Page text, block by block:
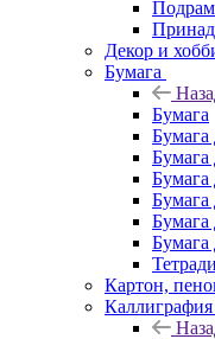
Декор и
Бумага
Бумага
Бумага
Бумага
Бумага
Бумага
Бумага
Бумага
Тетради
Картон,
Каллиграфия